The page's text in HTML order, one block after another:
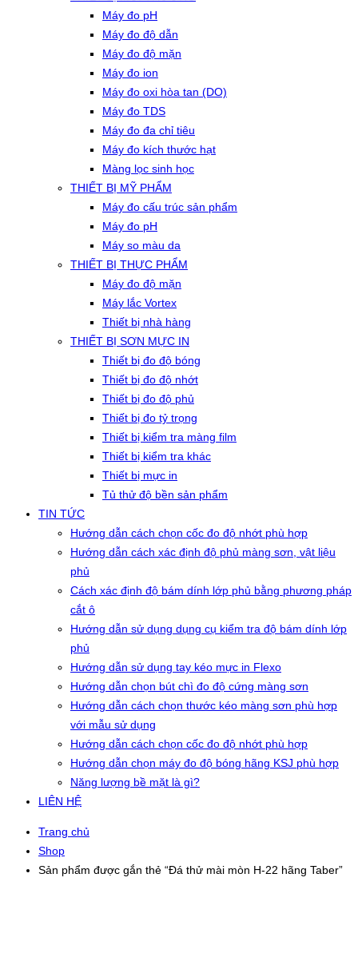
Máy đo pH
Máy đo độ dẫn
Máy đo độ mặn
Máy đo ion
Máy đo oxi hòa tan (DO)
Máy đo TDS
Máy đo đa chỉ tiêu
Máy đo kích thước hạt
Màng lọc sinh học
THIẾT BỊ MỸ PHẨM
Máy đo cấu trúc sản phẩm
Máy đo pH
Máy so màu da
THIẾT BỊ THỰC PHẨM
Máy đo độ mặn
Máy lắc Vortex
Thiết bị nhà hàng
THIẾT BỊ SƠN MỰC IN
Thiết bị đo độ bóng
Thiết bị đo độ nhớt
Thiết bị đo độ phủ
Thiết bị đo tỷ trọng
Thiết bị kiểm tra màng film
Thiết bị kiểm tra khác
Thiết bị mực in
Tủ thử độ bền sản phẩm
TIN TỨC
Hướng dẫn cách chọn cốc đo độ nhớt phù hợp
Hướng dẫn cách xác định độ phủ màng sơn, vật liệu
phủ
Cách xác định độ bám dính lớp phủ bằng phương pháp
cắt ô
Hướng dẫn sử dụng dụng cụ kiểm tra độ bám dính lớp
phủ
Hướng dẫn sử dụng tay kéo mực in Flexo
Hướng dẫn chọn bút chì đo độ cứng màng sơn
Hướng dẫn cách chọn thước kéo màng sơn phù hợp
với mẫu sử dụng
Hướng dẫn cách chọn cốc đo độ nhớt phù hợp
Hướng dẫn chọn máy đo độ bóng hãng KSJ phù hợp
Năng lượng bề mặt là gì?
LIÊN HỆ
Trang chủ
Shop
Sản phẩm được gắn thẻ “Đá thử mài mòn H-22 hãng Taber”